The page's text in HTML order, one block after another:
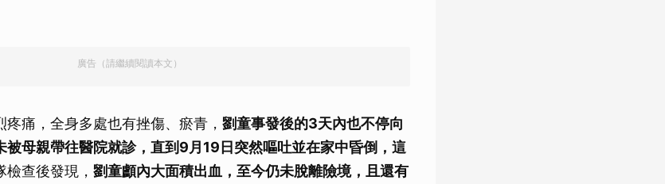
廣告（請繼續閱讀本文）
痛，全身多處也有挫傷、瘀青， 劉童事發後的3天內也不停向
被母親帶往醫院就診，直到9月19日突然嘔吐並在家中昏倒，這
檢查後發現， 劉童顱內大面積出血，至今仍未脫離險境，且還有